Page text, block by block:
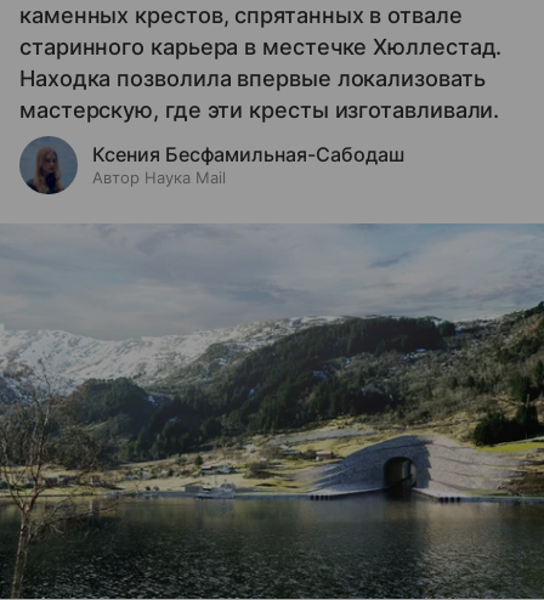
каменных крестов, спрятанных в отвале
старинного карьера в местечке Хюллестад.
Находка позволила впервые локализовать
мастерскую, где эти кресты изготавливали.
Ксения Бесфамильная-Сабодаш
Автор Наука Mail